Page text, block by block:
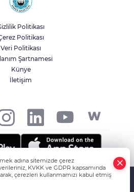
ücretsiz doğalgaza
makine arızası yapan tanker
bölgeye çekildi
Büyükşehir’den kırsal
Politikası
Politikası
Veri Politikası
Şartnamesi
Künye
İletişim
projesidir Copyright© 2006-
adına sitemizde çerez
KVKK ve GDPR kapsamında
çerezleri kullanmamızı kabul etmiş